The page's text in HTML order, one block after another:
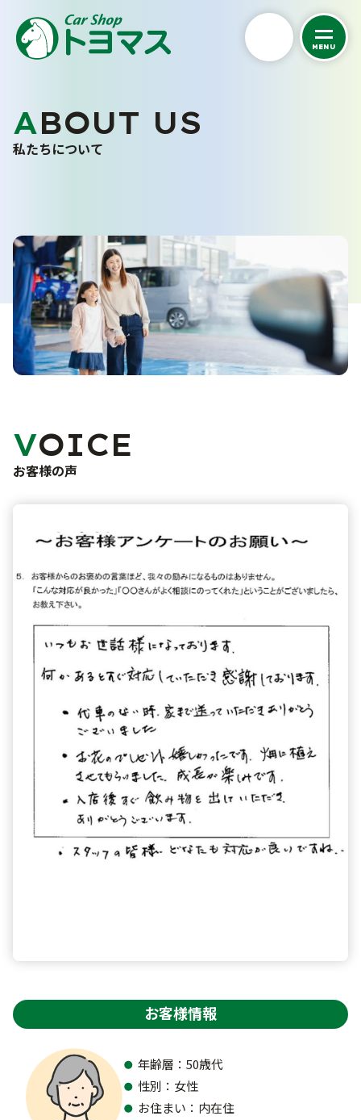
MENU
トヨマスクオリティ
お客さまの声
採用情報
くるまを探す
中古車在庫一覧
くるま買い取り査定
ご購入から納車まで
カーケア
車検
点検・一般修理
サポート
よくあるご質問
事故・故障対応について
お知らせ・ブログ
プライバシーポリシー
ABOUT US
私たちについて
VOICE
お客様の声
お客様情報
年齢層：50歳代
性別：女性
お住まい：内在住